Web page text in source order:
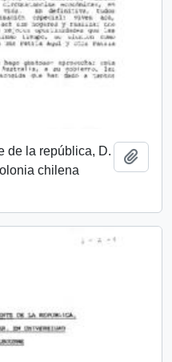
de la república, D.
chilena